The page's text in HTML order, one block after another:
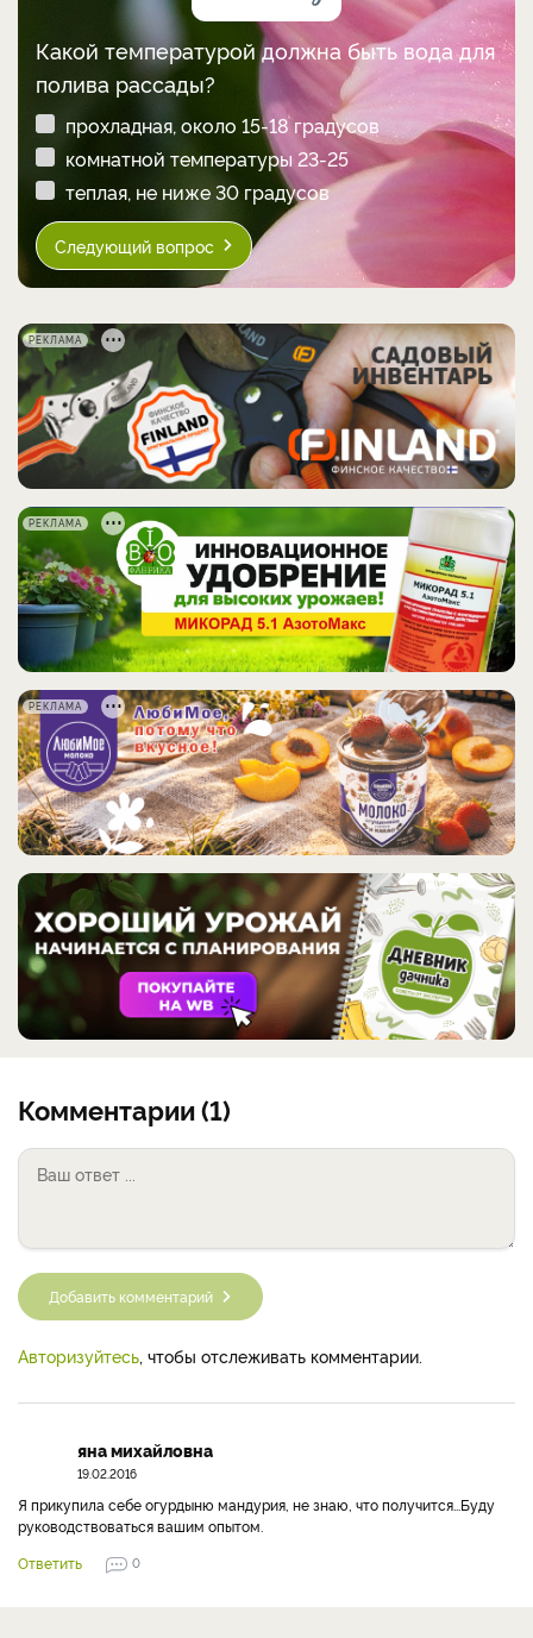
Какой температурой должна быть вода для
полива рассады?
прохладная, около 15-18 градусов
комнатной температуры 23-25
теплая, не ниже 30 градусов
Следующий вопрос
РЕКЛАМА
РЕКЛАМА
РЕКЛАМА
Комментарии (1)
Добавить комментарий
Авторизуйтесь , чтобы отслеживать комментарии.
яна михайловна
19.02.2016
Я прикупила себе огурдыню мандурия, не знаю, что получится...Буду
руководствоваться вашим опытом.
Ответить
0